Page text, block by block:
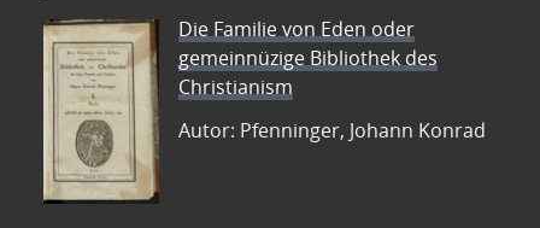
Die Familie von Eden oder
gemeinnüzige Bibliothek des
Christianism
Autor: Pfenninger, Johann Konrad